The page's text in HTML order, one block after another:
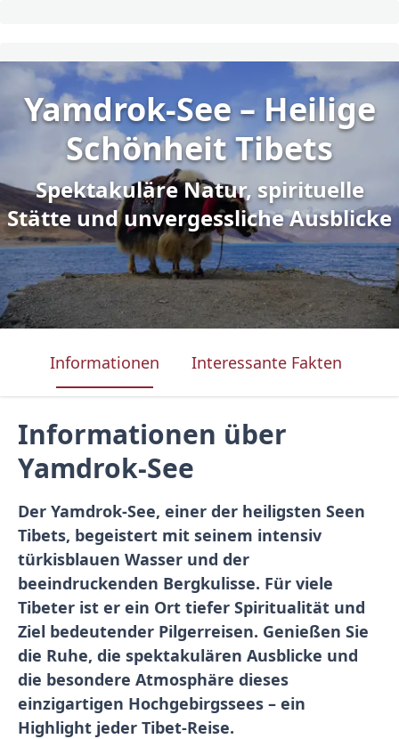
Yamdrok-See – Heilige
Schönheit Tibets
Spektakuläre Natur, spirituelle
Stätte und unvergessliche Ausblicke
Informationen Interessante Fakten
Informationen über
Yamdrok-See
Der Yamdrok-See, einer der heiligsten Seen
Tibets, begeistert mit seinem intensiv
türkisblauen Wasser und der
beeindruckenden Bergkulisse. Für viele
Tibeter ist er ein Ort tiefer Spiritualität und
Ziel bedeutender Pilgerreisen. Genießen Sie
die Ruhe, die spektakulären Ausblicke und
die besondere Atmosphäre dieses
einzigartigen Hochgebirgssees – ein
Highlight jeder Tibet-Reise.